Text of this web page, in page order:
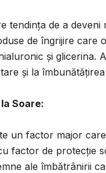
tendința de a deveni
de îngrijire care
și glicerina.
și la îmbunătățirea
Soare:
un factor major
factor de protecție
ale îmbătrânirii